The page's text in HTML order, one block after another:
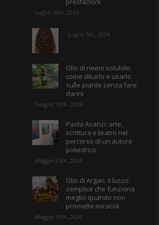
Luglio 18th, 2026
Luglio 5th, 2026
Olio di neem solubile:
come diluirlo e usarlo
sulle piante senza fare
danni
Giugno 10th, 2026
Paolo Avanzi: arte,
scrittura e teatro nel
percorso di un autore
poliedrico
Maggio 25th, 2026
Olio di Argan: il lusso
semplice che funziona
meglio quando non
promette miracoli
Maggio 10th, 2026